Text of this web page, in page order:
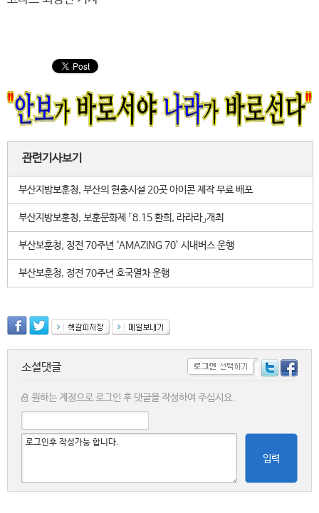
관련기사보기
부산지방보훈청, 부산의 현충시설 20곳 아이콘 제작 무료 배포
부산지방보훈청, 보훈문화제 「8.15 환희, 라라라」개최
부산보훈청, 정전 70주년 ‘AMAZING 70’ 시내버스 운행
부산보훈청, 정전 70주년 호국열차 운행
소셜댓글
원하는 계정으로 로그인 후 댓글을 작성하여 주십시요.
입력